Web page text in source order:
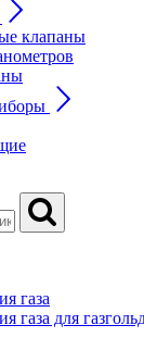
клапаны
газа
газа для